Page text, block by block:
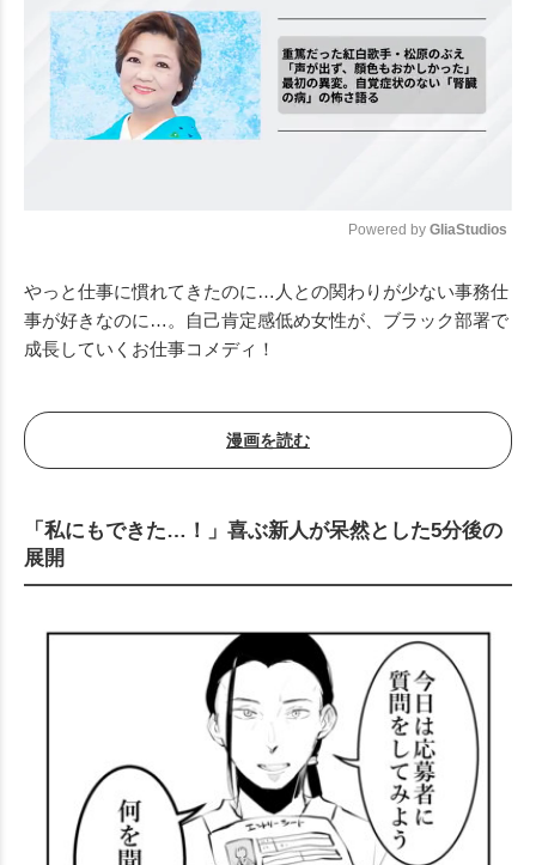
Powered by GliaStudios
やっと仕事に慣れてきたのに…人との関わりが少ない事務仕
事が好きなのに…。自己肯定感低め女性が、ブラック部署で
成長していくお仕事コメディ！
漫画を読む
「私にもできた…！」喜ぶ新人が呆然とした5分後の
展開